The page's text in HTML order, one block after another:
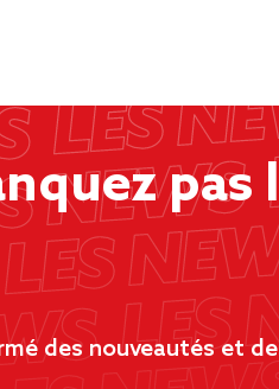
des nouveautés et